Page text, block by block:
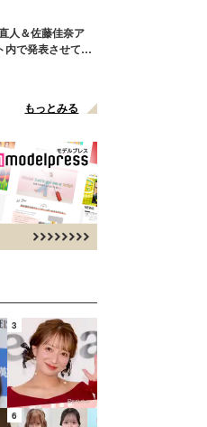
人＆佐藤佳奈ア
内で発表させてい
もっとみる
3
6